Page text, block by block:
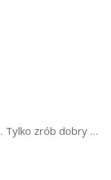
Tylko zrób dobry …